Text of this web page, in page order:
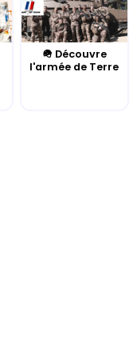
🪖 Découvre
l'armée de Terre